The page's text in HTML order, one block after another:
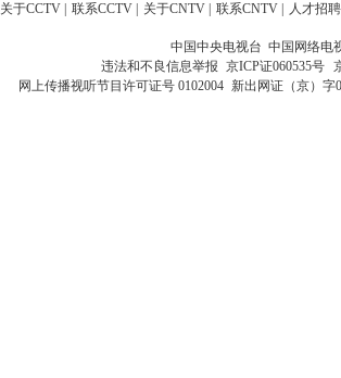
关于CCTV 联系CCTV 关于CNTV 联系CNTV 人才招聘
中国中央电视台 中国网络电
违法和不良信息举报 京ICP证060535号
网上传播视听节目许可证号 0102004 新出网证（京）